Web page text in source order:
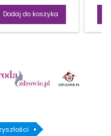
KULINARNE,
OPINIE
Dodaj do koszyka